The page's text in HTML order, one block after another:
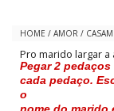
HOME / AMOR /
Pro marido largar a
Pegar 2
cada pedaço.
o
nome do marido